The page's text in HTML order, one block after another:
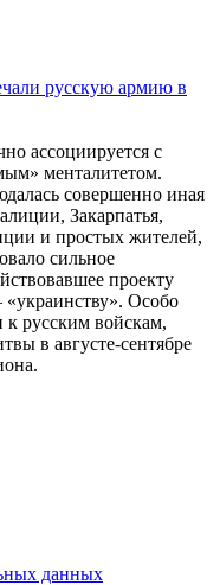
русскую армию в
ассоциируется с
менталитетом.
совершенно иная
Закарпатья,
и простых жителей,
сильное
проекту
«украинству». Особо
к русским войскам,
в августе-сентябре
данных